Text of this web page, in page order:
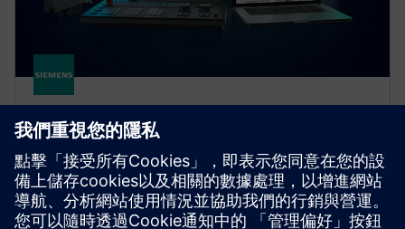
SINUMERIK ONE
SINUMERIK ONE 是一款原生數位的 CNC，能將機床生
產力最大化。藉由虛實世界的無縫互動加速創新。